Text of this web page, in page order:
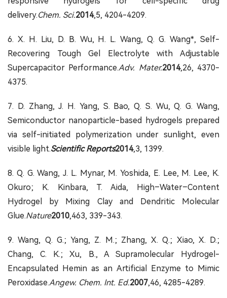
delivery.Chem. Sci.2014,5, 4204-4209.
6. X. H. Liu, D. B. Wu, H. L. Wang, Q. G. Wang*, Self-
Recovering Tough Gel Electrolyte with Adjustable
Supercapacitor Performance.Adv. Mater.2014,26, 4370-
4375.
7. D. Zhang, J. H. Yang, S. Bao, Q. S. Wu, Q. G. Wang,
Semiconductor nanoparticle-based hydrogels prepared
via self-initiated polymerization under sunlight, even
visible light.Scientific Reports2014,3, 1399.
8. Q. G. Wang, J. L. Mynar, M. Yoshida, E. Lee, M. Lee, K.
Okuro; K. Kinbara, T. Aida, High–Water–Content
Hydrogel by Mixing Clay and Dendritic Molecular
Glue.Nature2010,463, 339-343.
9. Wang, Q. G.; Yang, Z. M.; Zhang, X. Q.; Xiao, X. D.;
Chang, C. K.; Xu, B., A Supramolecular Hydrogel-
Encapsulated Hemin as an Artificial Enzyme to Mimic
Peroxidase.Angew. Chem. Int. Ed.2007,46, 4285-4289.